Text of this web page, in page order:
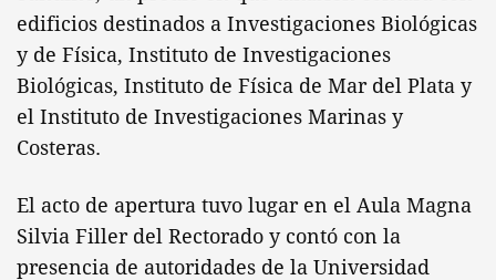
edificios destinados a Investigaciones Biológicas
y de Física, Instituto de Investigaciones
Biológicas, Instituto de Física de Mar del Plata y
el Instituto de Investigaciones Marinas y
Costeras.
El acto de apertura tuvo lugar en el Aula Magna
Silvia Filler del Rectorado y contó con la
presencia de autoridades de la Universidad